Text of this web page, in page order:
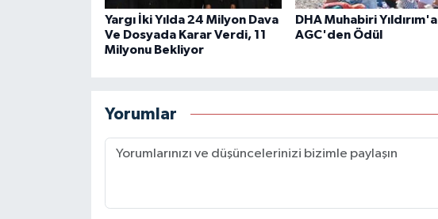
Yargı İki Yılda 24 Milyon Dava
Ve Dosyada Karar Verdi, 11
Milyonu Bekliyor
DHA Muhabiri Yıldırım'a
AGC'den Ödül
Yorumlar